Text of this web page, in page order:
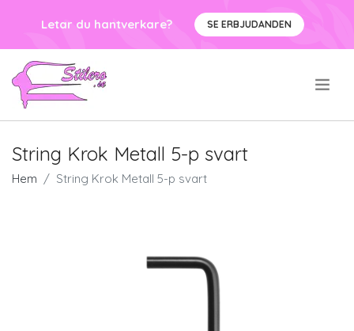
Letar du hantverkare? SE ERBJUDANDEN
String Krok Metall 5-p svart
Hem String Krok Metall 5-p svart